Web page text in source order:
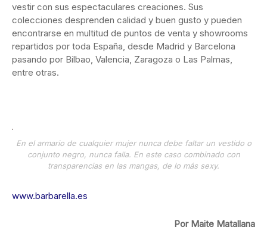
vestir con sus espectaculares creaciones. Sus
colecciones desprenden calidad y buen gusto y pueden
encontrarse en multitud de puntos de venta y showrooms
repartidos por toda España, desde Madrid y Barcelona
pasando por Bilbao, Valencia, Zaragoza o Las Palmas,
entre otras.
En el armario de cualquier mujer nunca debe faltar un vestido o
conjunto negro, nunca falla. En este caso combinado con
transparencias en las mangas, de lo más sexy.
www.barbarella.es
Por Maite Matallana